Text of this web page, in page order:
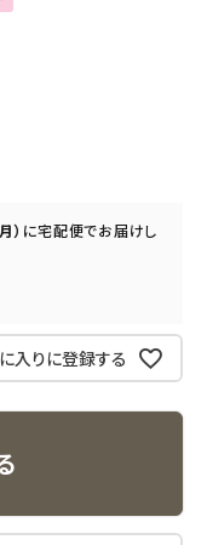
） に宅配便でお届けし
入りに登録する